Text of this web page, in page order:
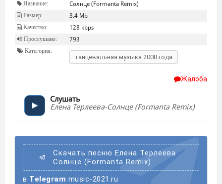
Название: Солнце (Formanta Remix)
Размер: 3.4 Mb
Качество: 128 kbps
Прослушано: 793
Категория:
танцевальная музыка 2008 года
Жалоба
Слушать
Елена Терлеева-Солнце (Formanta Remix)
Скачать песню Елена Терлеева
Солнце (Formanta Remix)
в Telegram music-2021.ru